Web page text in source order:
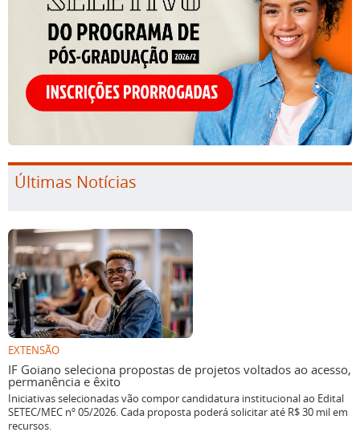
Últimas Notícias
EXTENSÃO
IF Goiano seleciona propostas de projetos voltados ao acesso,
permanência e êxito
Iniciativas selecionadas vão compor candidatura institucional ao Edital
SETEC/MEC nº 05/2026. Cada proposta poderá solicitar até R$ 30 mil em
recursos.